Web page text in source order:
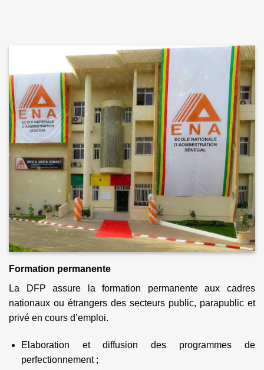
Formation permanente
La DFP assure la formation permanente aux cadres
nationaux ou étrangers des secteurs public, parapublic et
privé en cours d’emploi.
Elaboration et diffusion des programmes de
perfectionnement ;